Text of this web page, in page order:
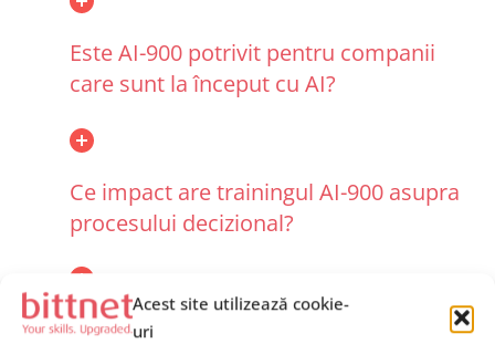
Acest site utilizează cookie-
uri
Este AI-900 potrivit pentru companii
care sunt la început cu AI?
Ce impact are trainingul AI-900 asupra
procesului decizional?
Ce rol are AI-900 în strategia de